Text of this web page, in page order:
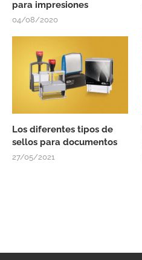
para impresiones
04/08/2020
Los diferentes tipos de
sellos para documentos
27/05/2021